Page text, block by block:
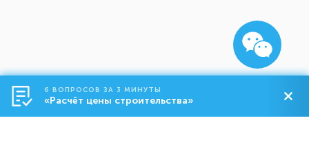
6 ВОПРОСОВ ЗА 3 МИНУТЫ
«Расчёт цены строительства»